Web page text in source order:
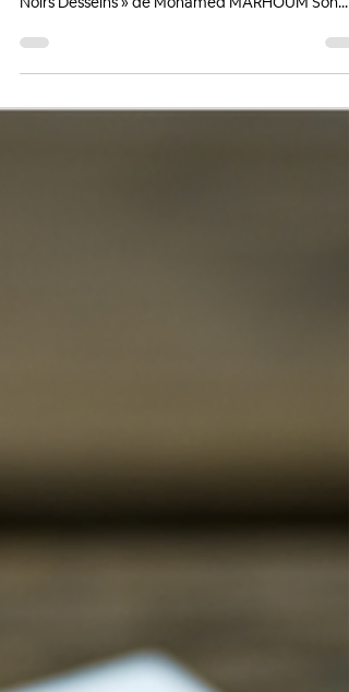
Bonjour à toutes et tous, A partir du samedi 10
septembre 2022 au 1er aura lieu l’exposition «